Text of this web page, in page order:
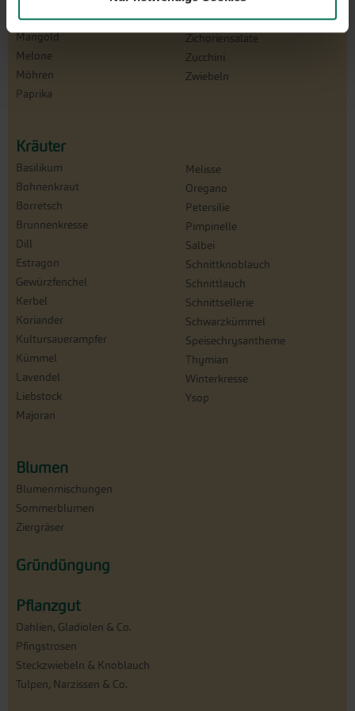
Lauchzwiebeln
Mangold
Melone
Möhren
Paprika
Winterpostelein
Zichoriensalate
Zucchini
Zwiebeln
Kräuter
Basilikum
Bohnenkraut
Borretsch
Brunnenkresse
Dill
Estragon
Gewürzfenchel
Kerbel
Koriander
Kultursauerampfer
Kümmel
Lavendel
Liebstock
Majoran
Melisse
Oregano
Petersilie
Pimpinelle
Salbei
Schnittknoblauch
Schnittlauch
Schnittsellerie
Schwarzkümmel
Speisechrysantheme
Thymian
Winterkresse
Ysop
Blumen
Blumenmischungen
Sommerblumen
Ziergräser
Gründüngung
Pflanzgut
Dahlien, Gladiolen & Co.
Pfingstrosen
Steckzwiebeln & Knoblauch
Tulpen, Narzissen & Co.